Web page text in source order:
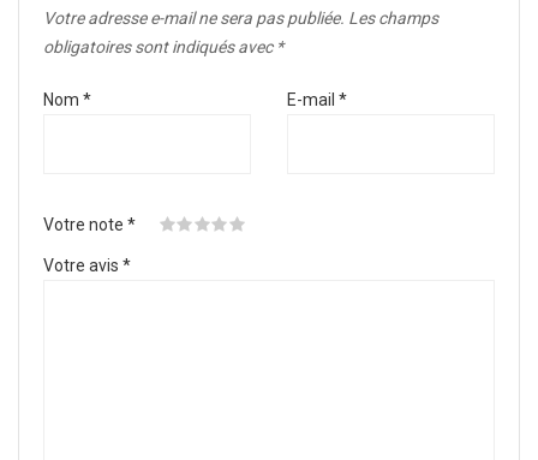
Votre adresse e-mail ne sera pas publiée. Les champs
obligatoires sont indiqués avec *
Nom * E-mail *
Votre note *
Votre avis *